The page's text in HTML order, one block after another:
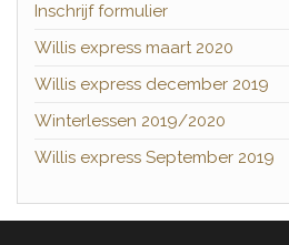
Inschrijf formulier
Willis express maart 2020
Willis express december 2019
Winterlessen 2019/2020
Willis express September 2019